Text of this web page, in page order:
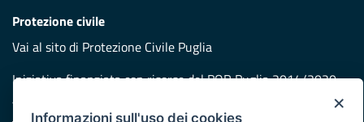
Protezione civile
Vai al sito di Protezione Civile Puglia
Iniziativa finanziata con risorse del POR Puglia 2014/2020 -
Asse XI
×
Informazioni sull'uso dei cookies